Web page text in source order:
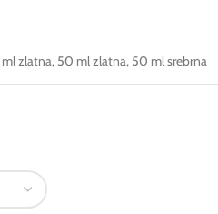
zlatna, 50 ml zlatna, 50 ml srebrna